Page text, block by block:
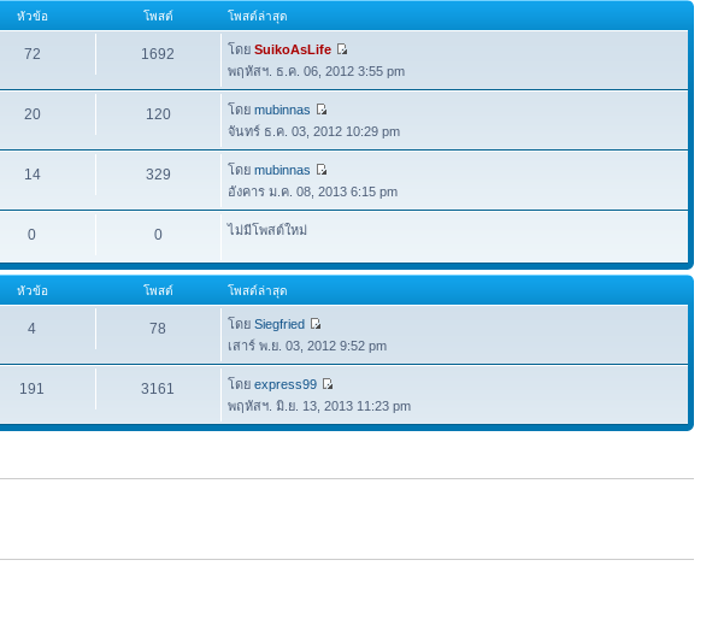
หัวข้อ โพสต์ โพสต์ล่าสุด
72 1692 โดยSuikoAsLife
พฤหัสฯ. ธ.ค. 06, 2012 3:55 pm
20 120 โดยmubinnas
จันทร์ ธ.ค. 03, 2012 10:29 pm
14 329 โดยmubinnas
อังคาร ม.ค. 08, 2013 6:15 pm
0 0 ไม่มีโพสต์ใหม่
หัวข้อ โพสต์ โพสต์ล่าสุด
4 78 โดยSiegfried
เสาร์ พ.ย. 03, 2012 9:52 pm
191 3161 โดยexpress99
พฤหัสฯ. มิ.ย. 13, 2013 11:23 pm